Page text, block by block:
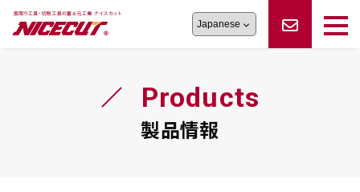
旋盤工具シリーズ
シリーズ
オーダー品依頼
フェイス・ショルダーシリーズかんたんオーダー
トラブルシューティング
ロックピンの逆ジメに注意
Products
製品情報